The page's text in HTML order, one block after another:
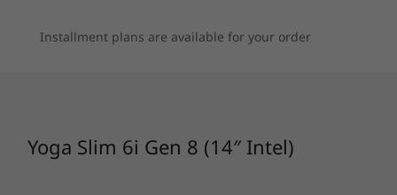
Stereo speakers
FHD 1080p + IR with privacy shutter, fixed focus, with
Installment plans are available for your order
Yoga Slim 6i Gen 8 (14″ Intel)